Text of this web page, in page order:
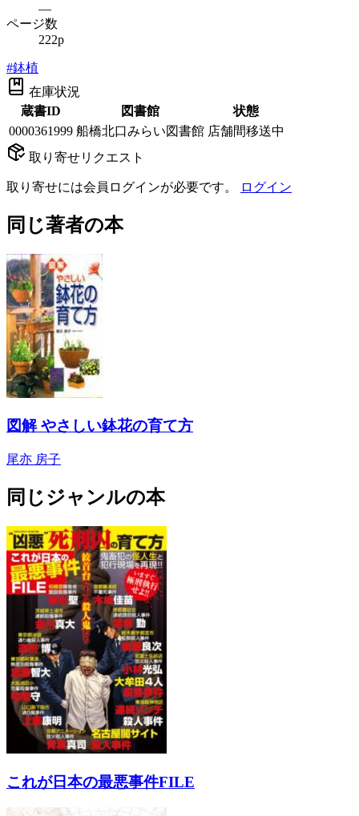
—
ページ数
222p
#鉢植
在庫状況
蔵書ID
図書館
状態
0000361999 船橋北口みらい図書館 店舗間移送中
取り寄せリクエスト
取り寄せには会員ログインが必要です。 ログイン
同じ著者の本
図解 やさしい鉢花の育て方
尾亦 房子
同じジャンルの本
これが日本の最悪事件FILE